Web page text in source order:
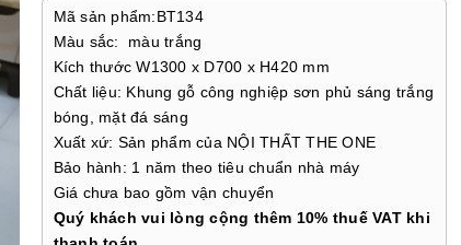
Mã sản phẩm:BT134
Màu sắc: màu trắng
Kích thước W1300 x D700 x H420 mm
Chất liệu: Khung gỗ công nghiệp sơn phủ sáng trắng
bóng, mặt đá sáng
Xuất xứ: Sản phẩm của NỘI THẤT THE ONE
Bảo hành: 1 năm theo tiêu chuẩn nhà máy
Giá chưa bao gồm vận chuyển
Quý khách vui lòng cộng thêm 10% thuế VAT khi